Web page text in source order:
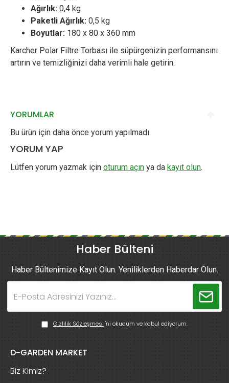
Ağırlık: 0,4 kg
Paketli Ağırlık: 0,5 kg
Boyutlar: 180 x 80 x 360 mm
Karcher Polar Filtre Torbası ile süpürgenizin performansını
artırın ve temizliğinizi daha verimli hale getirin.
YORUMLAR
Bu ürün için daha önce yorum yapılmadı.
YORUM YAP
Lütfen yorum yazmak için oturum açın ya da kayıt olun.
Haber Bülteni
Haber Bültenimize Kayıt Olun. Yeniliklerden Haberdar Olun.
Gizlilik Sözleşmesi 'ni okudum ve kabul ediyorum.
D-GARDEN MARKET
Biz Kimiz?